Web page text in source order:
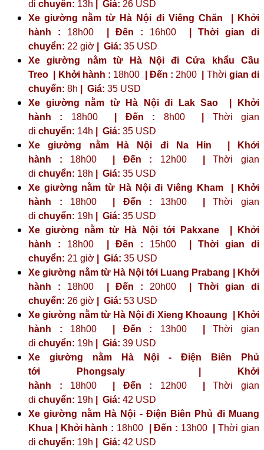
di chuyển: 13h Giá: 26 USD
Xe giường nằm từ Hà Nội đi Viêng Chăn | Khởi
hành : 18h00 | Đến : 16h00 | Thời gian di
chuyển: 22 giờ | Giá: 35 USD
Xe giường nằm từ Hà Nội đi Cửa khẩu Cầu
Treo | Khởi hành : 18h00 | Đến : 2h00 Thời gian di
chuyển: 8h Giá: 35 USD
Xe giường nằm từ Hà Nội đi Lak Sao | Khởi
hành : 18h00| Đến : 8h00| Thời gian
di chuyển: 14h Giá: 35 USD
Xe giường nằm Hà Nội đi Na Hin | Khởi
hành : 18h00 | Đến : 12h00|Thời gian
di chuyển: 18h Giá: 35 USD
Xe giường nằm từ Hà Nội đi Viêng Kham | Khởi
hành : 18h00 | Đến : 13h00|Thời gian
di chuyển: 19h Giá: 35 USD
Xe giường nằm từ Hà Nội tới Pakxane | Khởi
hành : 18h00 | Đến : 15h00 | Thời gian di
chuyển: 21 giờ | Giá: 35 USD
Xe giường nằm từ Hà Nội tới Luang Prabang | Khởi
hành : 18h00 | Đến : 20h00 | Thời gian di
chuyển: 26 giờ | Giá: 53 USD
Xe giường nằm từ Hà Nội đi Xieng Khoaung | Khởi
hành : 18h00 | Đến : 13h00|Thời gian
di chuyển: 19h Giá: 39 USD
Xe giường nằm Hà Nội - Điện Biên Phủ
tới
Phongsaly | Khởi
hành : 18h00 | Đến : 12h00|Thời gian
di chuyển: 19h Giá: 42 USD
Xe giường nằm Hà Nội - Điện Biên Phủ đi Muang
Khua | Khởi hành : 18h00| Đến : 13h00|Thời gian
di chuyển: 19h Giá: 42 USD